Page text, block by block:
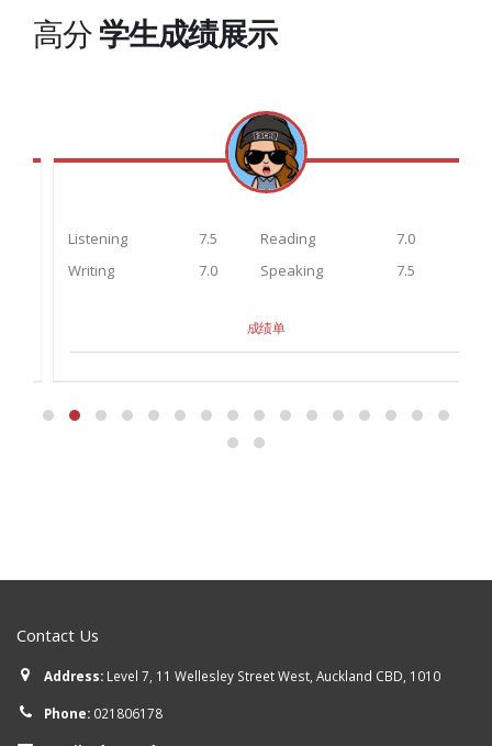
高分学生成绩展示
Listening Reading
Writing
Speaking
成绩单
Contact Us
Address: Level 7, 11 Wellesley Street West, Auckland CBD, 1010
Phone: 021806178